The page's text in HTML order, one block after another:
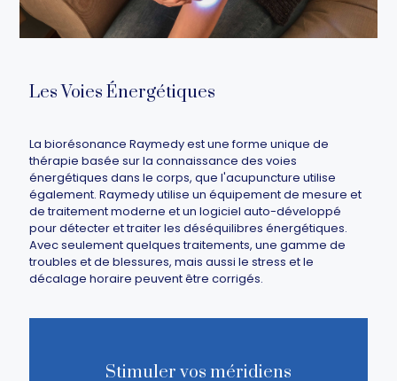
Les Voies Énergétiques
La biorésonance Raymedy est une forme unique de
thérapie basée sur la connaissance des voies
énergétiques dans le corps, que l'acupuncture utilise
également. Raymedy utilise un équipement de mesure et
de traitement moderne et un logiciel auto-développé
pour détecter et traiter les déséquilibres énergétiques.
Avec seulement quelques traitements, une gamme de
troubles et de blessures, mais aussi le stress et le
décalage horaire peuvent être corrigés.
Stimuler vos méridiens